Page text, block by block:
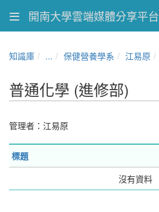
開南大學雲端媒體分享平台
知識庫 ... 保健營養學系 江易原
普通化學 (進修部)
管理者：江易原
標題
沒有資料